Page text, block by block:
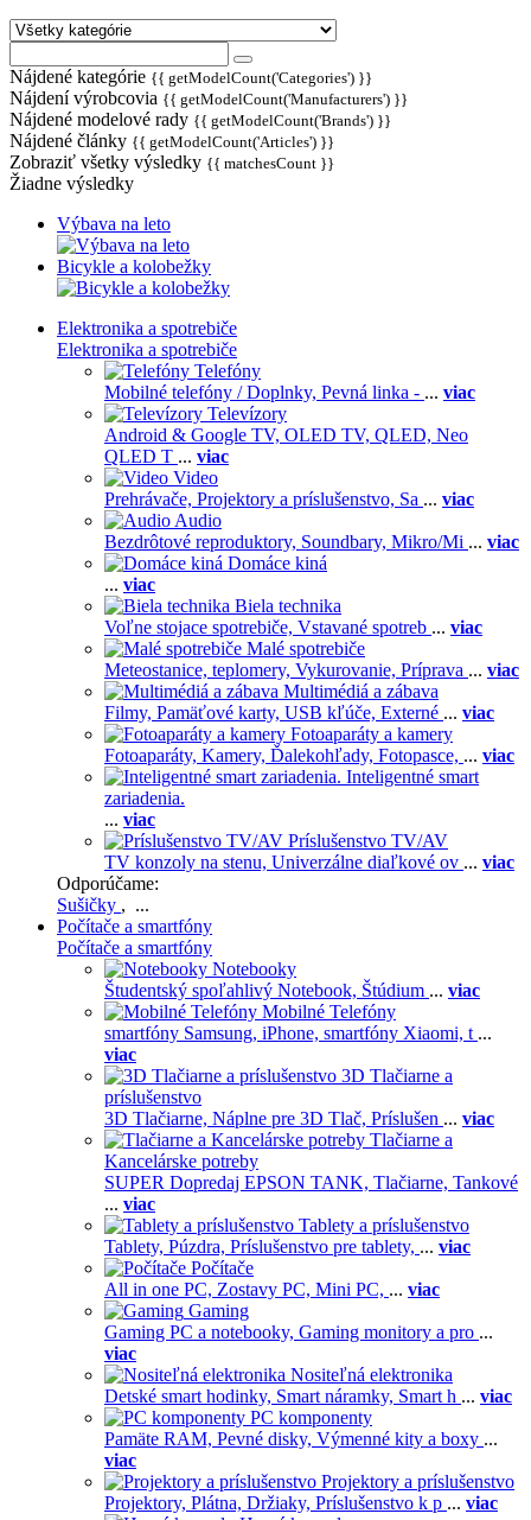
Nájdené kategórie {{ getModelCount('Categories') }}
Nájdení výrobcovia {{ getModelCount('Manufacturers') }}
Nájdené modelové rady {{ getModelCount('Brands') }}
Nájdené články {{ getModelCount('Articles') }}
Zobraziť všetky výsledky {{ matchesCount }}
Žiadne výsledky
Výbava na leto
Bicykle a kolobežky
Elektronika a spotrebiče
Elektronika a spotrebiče
Telefóny
Mobilné telefóny / Doplnky, Pevná linka - ... viac
Televízory
Android & Google TV, OLED TV, QLED, Neo
QLED T ... viac
Video
Prehrávače, Projektory a príslušenstvo, Sa ... viac
Audio
Bezdrôtové reproduktory, Soundbary, Mikro/Mi ... viac
Domáce kiná
... viac
Biela technika
Voľne stojace spotrebiče, Vstavané spotreb ... viac
Malé spotrebiče
Meteostanice, teplomery, Vykurovanie, Príprava ... viac
Multimédiá a zábava
Filmy, Pamäťové karty, USB kľúče, Externé ... viac
Fotoaparáty a kamery
Fotoaparáty, Kamery, Ďalekohľady, Fotopasce, ... viac
Inteligentné smart
zariadenia.
... viac
Príslušenstvo TV/AV
TV konzoly na stenu, Univerzálne diaľkové ov ... viac
Odporúčame:
Sušičky , ...
Počítače a smartfóny
Počítače a smartfóny
Notebooky
Študentský spoľahlivý Notebook, Štúdium ... viac
Mobilné Telefóny
smartfóny Samsung, iPhone, smartfóny Xiaomi, t ...
viac
3D Tlačiarne a
príslušenstvo
3D Tlačiarne, Náplne pre 3D Tlač, Príslušen ... viac
Tlačiarne a
Kancelárske potreby
SUPER Dopredaj EPSON TANK, Tlačiarne, Tankové
... viac
Tablety a príslušenstvo
Tablety, Púzdra, Príslušenstvo pre tablety, ... viac
Počítače
All in one PC, Zostavy PC, Mini PC, ... viac
Gaming
Gaming PC a notebooky, Gaming monitory a pro ...
viac
Nositeľná elektronika
Detské smart hodinky, Smart náramky, Smart h ... viac
PC komponenty
Pamäte RAM, Pevné disky, Výmenné kity a boxy ...
viac
Projektory a príslušenstvo
Projektory, Plátna, Držiaky, Príslušenstvo k p ... viac